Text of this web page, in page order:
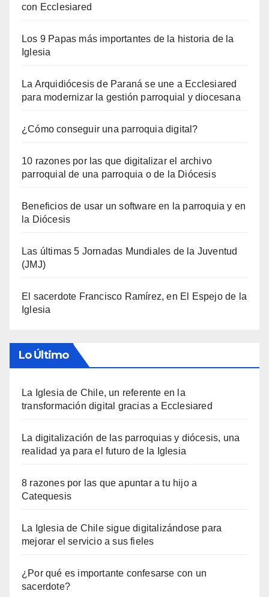
con Ecclesiared
Los 9 Papas más importantes de la historia de la
Iglesia
La Arquidiócesis de Paraná se une a Ecclesiared
para modernizar la gestión parroquial y diocesana
¿Cómo conseguir una parroquia digital?
10 razones por las que digitalizar el archivo
parroquial de una parroquia o de la Diócesis
Beneficios de usar un software en la parroquia y en
la Diócesis
Las últimas 5 Jornadas Mundiales de la Juventud
(JMJ)
El sacerdote Francisco Ramírez, en El Espejo de la
Iglesia
Lo Último
La Iglesia de Chile, un referente en la
transformación digital gracias a Ecclesiared
La digitalización de las parroquias y diócesis, una
realidad ya para el futuro de la Iglesia
8 razones por las que apuntar a tu hijo a
Catequesis
La Iglesia de Chile sigue digitalizándose para
mejorar el servicio a sus fieles
¿Por qué es importante confesarse con un
sacerdote?